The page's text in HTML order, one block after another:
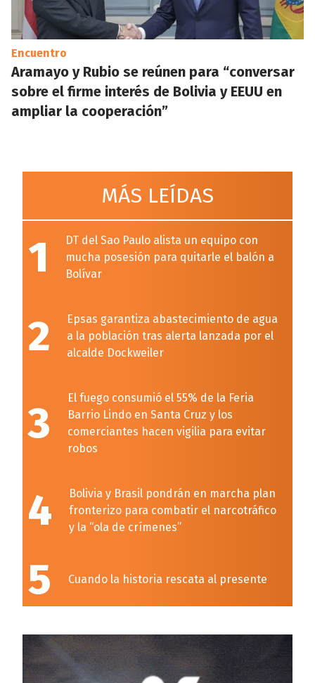
Encuentro
Aramayo y Rubio se reúnen para “conversar
sobre el firme interés de Bolivia y EEUU en
ampliar la cooperación”
MÁS LEÍDAS
1
DT del Sao Paulo alista un equipo con
mucha posesión para quitarle el balón a
Bolívar
2
Epsas garantiza abastecimiento de agua
a la población tras alerta lanzada por el
alcalde Dockweiler
3
El fuego consumió el 55% de la Feria
Barrio Lindo en Santa Cruz y los
comerciantes hacen vigilia para evitar
robos
4
Bolivia y Brasil pondrán en marcha plan
fronterizo para combatir el narcotráfico
y la “ola de crímenes”
5 Cuando la historia rescata al presente